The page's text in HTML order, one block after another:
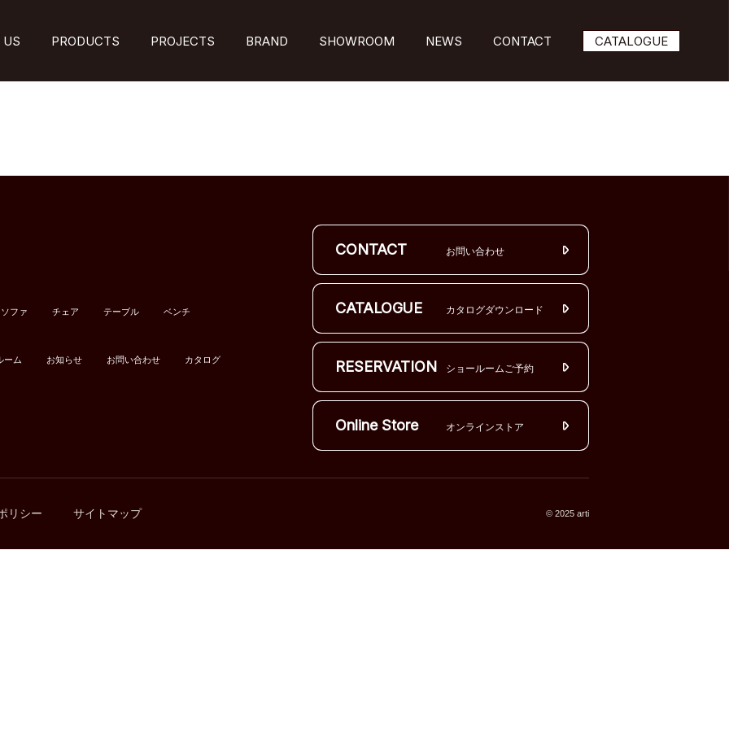
US PRODUCTS PROJECTS BRAND SHOWROOM NEWS CONTACT CATALOGUE
ソファ チェア テーブル ベンチ
ーム お知らせ お問い合わせ カタログ
CONTACT お問い合わせ
CATALOGUE カタログダウンロード
RESERVATION ショールームご予約
Online Store オンラインストア
リシー サイトマップ © 2025 arti